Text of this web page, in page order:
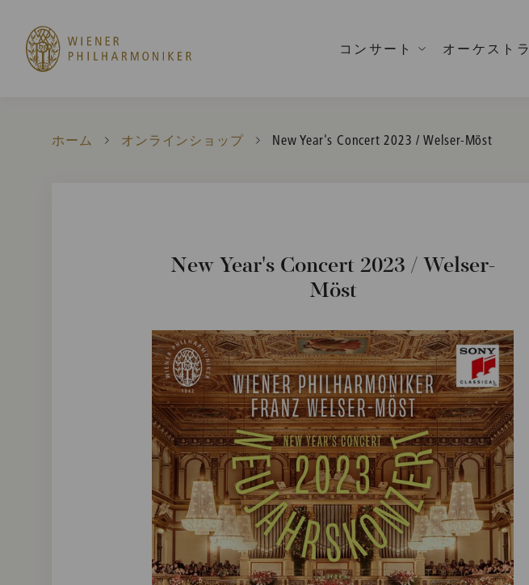
コンサート オーケストラ
ホーム オンラインショップ Current:
New Year's Concert 2023 / Welser-Möst
New Year's Concert 2023 / Welser-
Möst